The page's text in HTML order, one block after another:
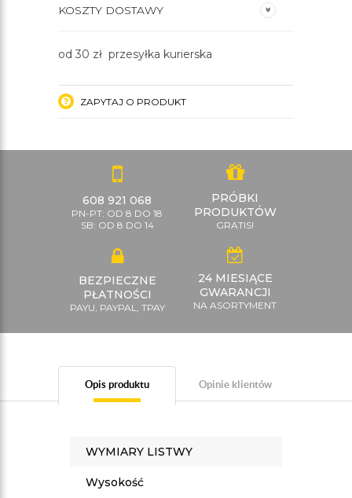
KOSZTY DOSTAWY
od 30 zł przesyłka kurierska
ZAPYTAJ O PRODUKT
608 921 068
PN-PT: OD 8 DO 18
SB: OD 8 DO 14
PRÓBKI
PRODUKTÓW
GRATIS!
BEZPIECZNE
PŁATNOŚCI
PAYU, PAYPAL, TPAY
24 MIESIĄCE
GWARANCJI
NA ASORTYMENT
Opis produktu Opinie klientów
WYMIARY LISTWY
Wysokość